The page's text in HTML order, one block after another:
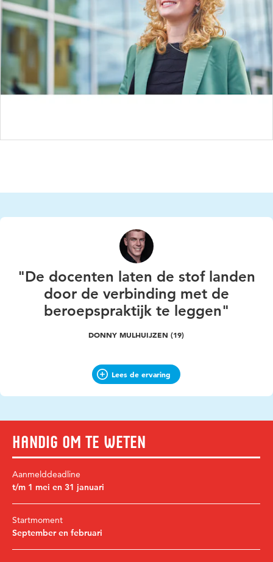
"De docenten laten de stof landen
door de verbinding met de
beroepspraktijk te leggen"
DONNY MULHUIJZEN (19)
Lees de ervaring
Handig om te weten
Aanmelddeadline
t/m 1 mei en 31 januari
Startmoment
September en februari